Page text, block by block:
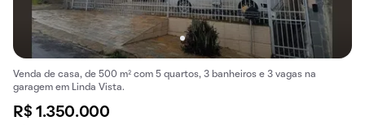
Venda de casa, de 500 m² com 5 quartos, 3 banheiros e 3 vagas na
garagem em Linda Vista.
R$ 1.350.000